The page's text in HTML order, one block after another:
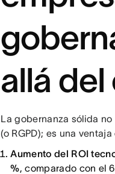
allá
La gobernanza sólida
(o RGPD); es una
Aumento del ROI
%, comparado con el